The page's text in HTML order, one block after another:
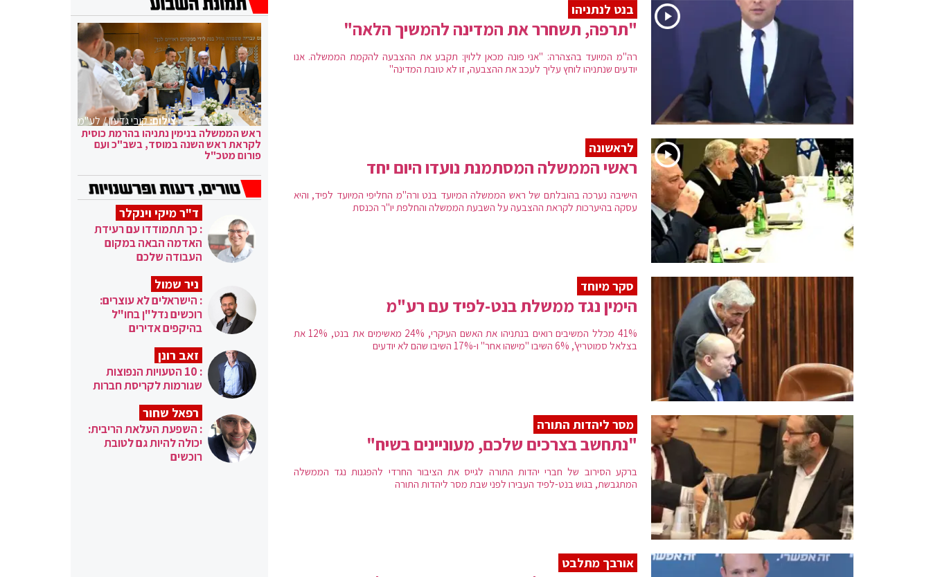
בנט לנתניהו
"תרפה, תשחרר את המדינה להמשיך הלאה"
רה"מ המיועד בהצהרה: "אני פונה מכאן ללוין: תקבע את ההצבעה להקמת הממשלה. אנו
יודעים שנתניהו לוחץ עליך לעכב את ההצבעה, זו לא טובת המדינה"
לראשונה
ראשי הממשלה המסתמנת נועדו היום יחד
הישיבה נערכה בהובלתם של ראש הממשלה המיועד בנט ורה"מ החליפי המיועד לפיד, והיא
עסקה בהיערכות לקראת ההצבעה על השבעת הממשלה והחלפת יו"ר הכנסת
סקר מיוחד
הימין נגד ממשלת בנט-לפיד עם רע"מ
41% מכלל המשיבים רואים בנתניהו את האשם העיקרי, 24% מאשימים את בנט, 12% את
בצלאל סמוטריץ', 6% השיבו "מישהו אחר" ו-17% השיבו שהם לא יודעים
מסר ליהדות התורה
"נתחשב בצרכים שלכם, מעוניינים בשיח"
ברקע הסירוב של חברי יהדות התורה לגייס את הציבור החרדי להפגנות נגד הממשלה
המתגבשת, בגוש בנט-לפיד העבירו לפני שבת מסר ליהדות התורה
אורבך מתלבט
צילום:קובי גדעון / לע"מ
ראש הממשלה בנימין נתניהו בהרמת כוסית
לקראת ראש השנה במוסד, בשב"כ ועם
פורום מטכ"ל
ד"ר מיקי וינקלר
: כך תתמודדו עם רעידת
האדמה הבאה במקום
העבודה שלכם
ניר שמול
: הישראלים לא עוצרים:
רוכשים נדל"ן בחו"ל
בהיקפים אדירים
זאב רונן
: 10 הטעויות הנפוצות
שגורמות לקריסת חברות
רפאל שחור
: השפעת העלאת הריבית:
יכולה להיות גם לטובת
רוכשים